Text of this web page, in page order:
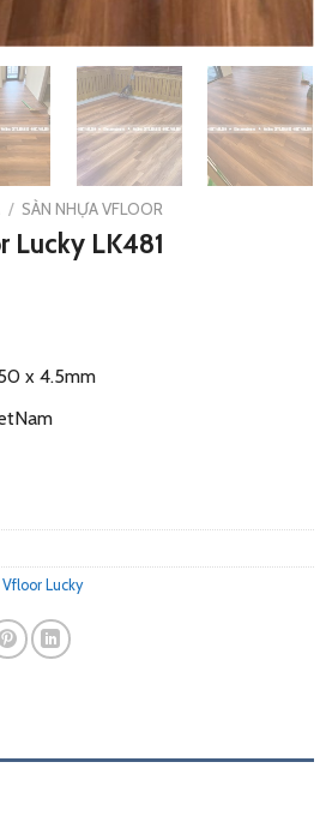
/ SÀN NHỰA VFLOOR
Lucky LK481
x 4.5mm
Lucky